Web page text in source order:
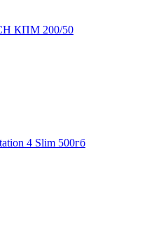
КПМ 200/50
4 Slim 500гб